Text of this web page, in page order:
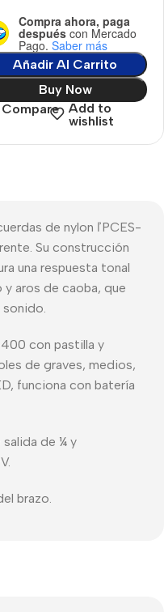
Compra ahora, paga
después con Mercado
Pago. Saber más
Añadir Al Carrito
Buy Now
Compare
Add to
wishlist
de nylon ľPCES-
Su construcción
una respuesta tonal
aros de caoba, que
con pastilla y
de graves, medios,
funciona con batería
de ¼ y
brazo.